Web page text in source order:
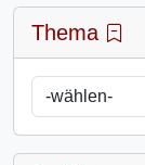
Thema